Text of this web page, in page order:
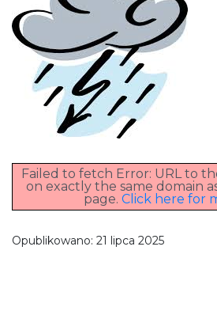
Failed to fetch Error: URL to
on exactly the same domain
page. Click here for
Opublikowano: 21 lipca 2025